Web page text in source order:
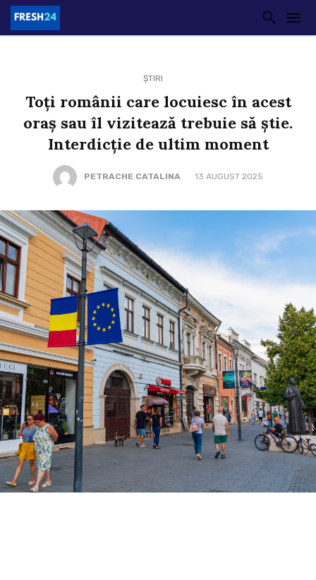
ȘTIRI
Toți românii care locuiesc în acest
oraș sau îl vizitează trebuie să știe.
Interdicție de ultim moment
PETRACHE CATALINA 13 AUGUST 2025